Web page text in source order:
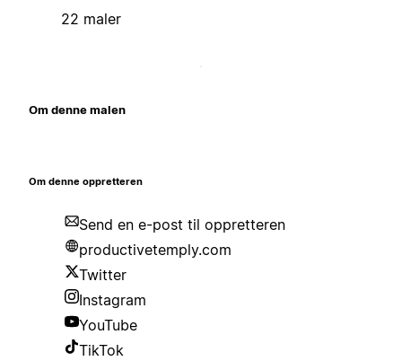
22 maler
Om denne malen
Om denne oppretteren
Send en e-post til oppretteren
productivetemply.com
Twitter
Instagram
YouTube
TikTok